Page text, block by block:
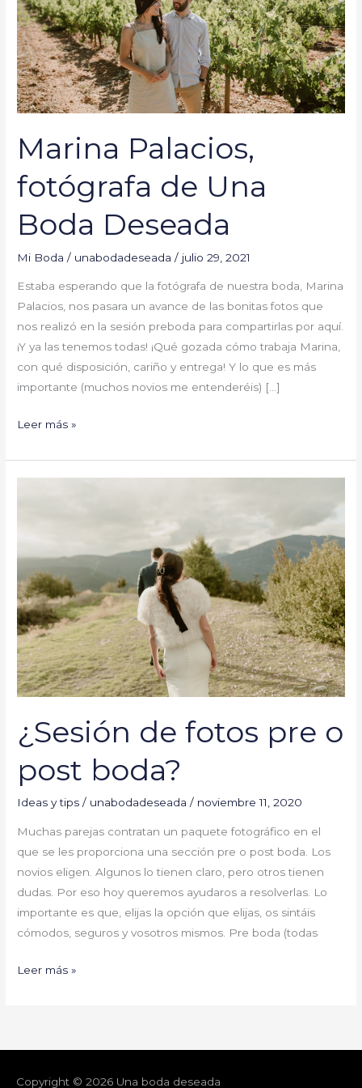
Marina Palacios,
fotógrafa de Una
Boda Deseada
Mi Boda / unabodadeseada/ julio 29, 2021
Estaba esperando que la fotógrafa de nuestra boda, Marina
Palacios, nos pasara un avance de las bonitas fotos que
nos realizó en la sesión preboda para compartirlas por aquí.
¡Y ya las tenemos todas! ¡Qué gozada cómo trabaja Marina,
con qué disposición, cariño y entrega! Y lo que es más
importante (muchos novios me entenderéis) […]
Boda
Deseada
Leer más »
¿Sesión de fotos pre o
post boda?
Ideas y tips / unabodadeseada/ noviembre 11, 2020
Muchas parejas contratan un paquete fotográfico en el
que se les proporciona una sección pre o post boda. Los
novios eligen. Algunos lo tienen claro, pero otros tienen
dudas. Por eso hoy queremos ayudaros a resolverlas. Lo
importante es que, elijas la opción que elijas, os sintáis
cómodos, seguros y vosotros mismos. Pre boda (todas
post
boda?
Leer más »
Copyright © 2026 Una boda deseada